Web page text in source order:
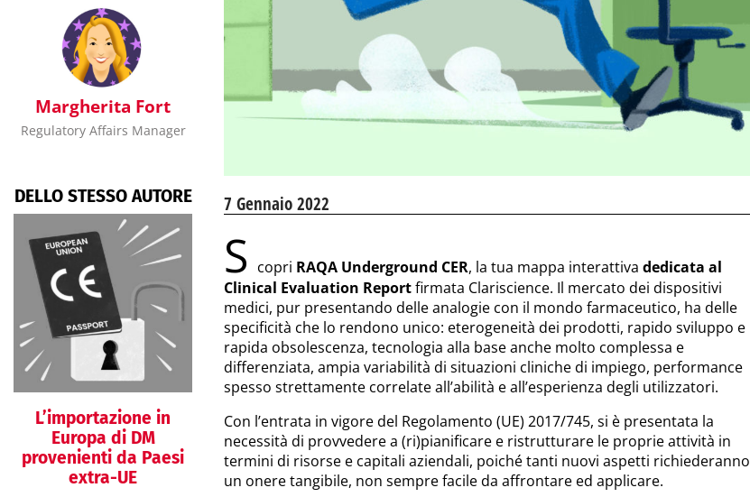
Margherita Fort
Regulatory Affairs Manager
DELLO STESSO AUTORE
L’importazione in
Europa di DM
provenienti da Paesi
extra-UE
7 Gennaio 2022
S copri RAQA Underground CER, la tua mappa interattiva dedicata al
Clinical Evaluation Reportfirmata Clariscience. Il mercato dei dispositivi
medici, pur presentando delle analogie con il mondo farmaceutico, ha delle
specificità che lo rendono unico: eterogeneità dei prodotti, rapido sviluppo e
rapida obsolescenza, tecnologia alla base anche molto complessa e
differenziata, ampia variabilità di situazioni cliniche di impiego, performance
spesso strettamente correlate all’abilità e all’esperienza degli utilizzatori.
Con l’entrata in vigore del Regolamento (UE) 2017/745, si è presentata la
necessità di provvedere a (ri)pianificare e ristrutturare le proprie attività in
termini di risorse e capitali aziendali, poiché tanti nuovi aspetti richiederanno
un onere tangibile, non sempre facile da affrontare ed applicare.